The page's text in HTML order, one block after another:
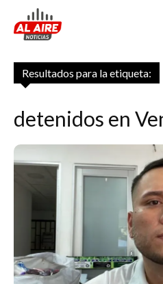
Resultados para la etiqueta:
detenidos en